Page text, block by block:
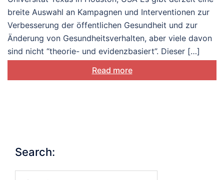
breite Auswahl an Kampagnen und Interventionen zur
Verbesserung der öffentlichen Gesundheit und zur
Änderung von Gesundheitsverhalten, aber viele davon
sind nicht “theorie- und evidenzbasiert”. Dieser […]
Read more
Search: